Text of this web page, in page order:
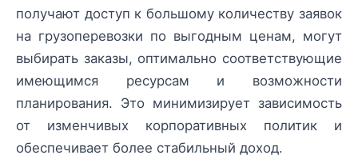
получают доступ к большому количеству заявок
на грузоперевозки по выгодным ценам, могут
выбирать заказы, оптимально соответствующие
имеющимся ресурсам и возможности
планирования. Это минимизирует зависимость
от изменчивых корпоративных политик и
обеспечивает более стабильный доход.